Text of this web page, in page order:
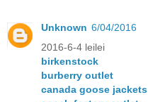
Unknown 6/04/2016
2016-6-4 leilei
birkenstock
burberry outlet
canada goose jackets